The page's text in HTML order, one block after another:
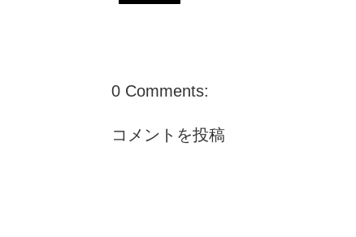
0 Comments:
コメントを投稿